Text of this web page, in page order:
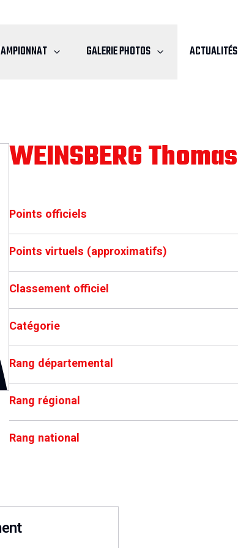
GALERIE PHOTOS ACTUALITÉS
WEINSBERGThomas
Points officiels
Points virtuels (approximatifs)
Classement officiel
Catégorie
Rang départemental
Rang régional
Rang national